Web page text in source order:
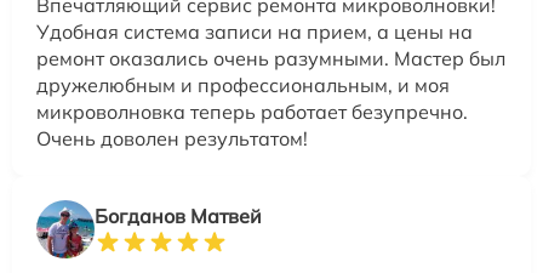
Впечатляющий сервис ремонта микроволновки!
Удобная система записи на прием, а цены на
ремонт оказались очень разумными. Мастер был
дружелюбным и профессиональным, и моя
микроволновка теперь работает безупречно.
Очень доволен результатом!
Богданов Матвей